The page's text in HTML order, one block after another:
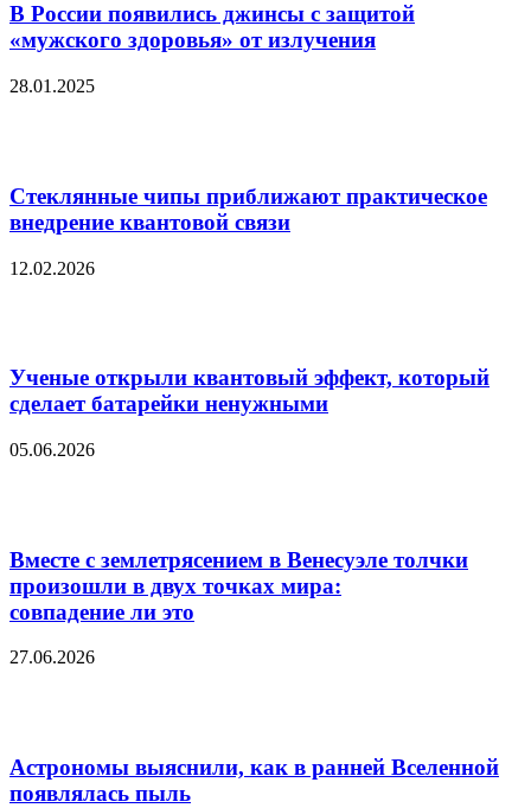
В России появились джинсы с защитой
«мужского здоровья» от излучения
28.01.2025
Стеклянные чипы приближают практическое
внедрение квантовой связи
12.02.2026
Ученые открыли квантовый эффект, который
сделает батарейки ненужными
05.06.2026
Вместе с землетрясением в Венесуэле толчки
произошли в двух точках мира:
совпадение ли это
27.06.2026
Астрономы выяснили, как в ранней Вселенной
появлялась пыль